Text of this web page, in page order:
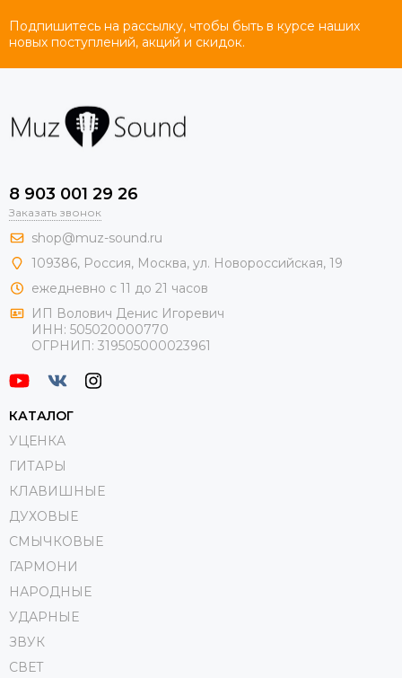
Подпишитесь на рассылку, чтобы быть в курсе наших
новых поступлений, акций и скидок.
8 903 001 29 26
Заказать звонок
shop@muz-sound.ru
109386, Россия, Москва, ул. Новороссийская, 19
ежедневно с 11 до 21 часов
ИП Волович Денис Игоревич
ИНН: 505020000770
ОГРНИП: 319505000023961
КАТАЛОГ
УЦЕНКА
ГИТАРЫ
КЛАВИШНЫЕ
ДУХОВЫЕ
СМЫЧКОВЫЕ
ГАРМОНИ
НАРОДНЫЕ
УДАРНЫЕ
ЗВУК
СВЕТ